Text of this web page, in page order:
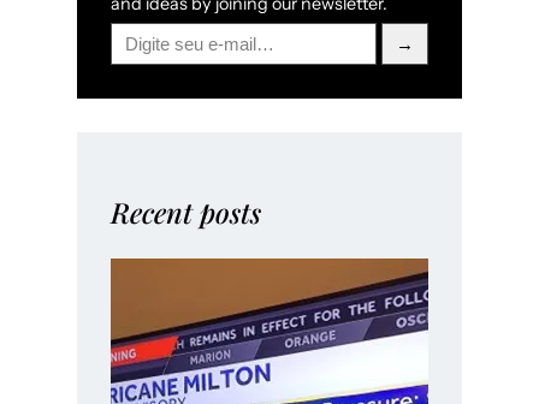
→
Recent posts